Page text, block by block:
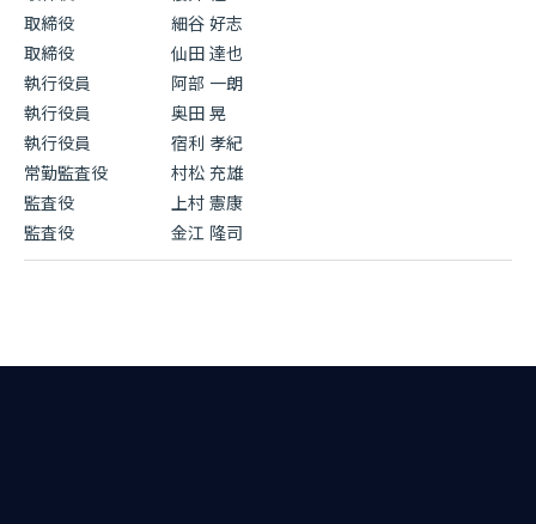
取締役
取締役
執行役員
執行役員
執行役員
常勤監査役
監査役
監査役
細谷 好志
仙田 達也
阿部 一朗
奥田 晃
宿利 孝紀
村松 充雄
上村 憲康
金江 隆司